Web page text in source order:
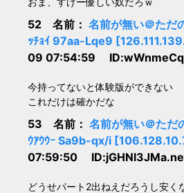
52 名前： 名前が無い＠ただ
ｯﾁｮｲ 97aa-Lqe9
09 07:54:59
今持ってないと体験版ができない
これだけは確かだな
53 名前： 名前が無い＠ただ
ｳｱｳｳｰ Sa9b-qx/i
07:59:50
どうせパート2出ねえだろうし安く